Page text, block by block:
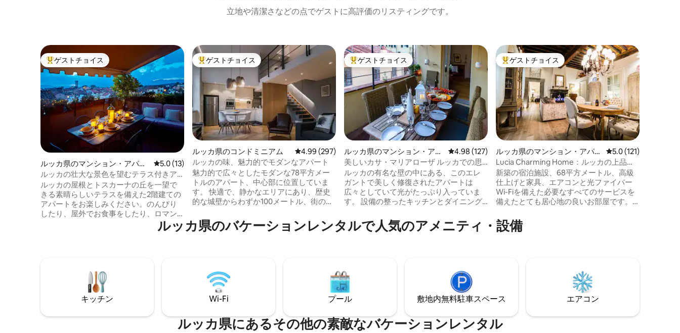
立地や清潔さなどの点でゲストに高評価のリスティングです。
大好評のゲストチョイスです。
ゲストチョイス
ルッカ県のマンション・アパー
ト
レビュー13件、5つ星中5.0つ星の平均評価
5.0 (13)
ルッカの壮大な景色を望むテラス付きア
パートメント
ルッカの屋根とトスカーナの丘を一望で
きる素晴らしいテラスを備えた2階建ての
アパートをお楽しみください。のんびり
したり、屋外でお食事をしたり、ロマン
チックなひとときを過ごしたりするのに
ぴったりです！寝室3部屋とバスルーム2
る厳選されたシックな家具で、イタリア
の芸術に真に浸ることができます。ヴィ
ラ・ボッティーニの庭園の隣にある3階と
4階（エレベーターなし）に位置するアパ
ートからは、忘れられない景色を眺める
ことができます。
大好評のゲストチョイスです。
ゲストチョイス
ルッカ県のコンドミニアム レビュー297件、5つ星中4.99つ星の平均評価
4.99 (297)
ルッカの味、魅力的でモダンなアパート
魅力的で広々としたモダンな78平方メー
トルのアパート、中心部に位置していま
す。 快適で、静かなエリアにあり、歴史
的な城壁からわずか100メートル、街の歴
なアンフェテアトロ広場、教会、その他
の史跡からわずか数歩です。 Wi - Fiは、ス
す。 無料または有料の駐車場、アパート
まで徒歩圏内。
大好評のゲストチョイスです。
ゲストチョイス
ルッカ県のマンション・アパ
ート
レビュー127件、5つ星中4.98つ星の平均評価
4.98 (127)
美しいカサ・マリアローザ ルッカでの思
い出に残る滞在
ルッカの有名な壁の中にある、このエレ
ガントで美しく修復されたアパートは
広々としていて光がたっぷり入っていま
す。 設備の整ったキッチンとダイニング
ームも同様です。 さらに、静かに読書を
するのに最適な楽しい書斎があります。
であるモロソ、アルティメデ、ザノット
による現代的な作品があります。 すべて
の部屋からルッカの素晴らしい景色を楽
しめます。
大好評のゲストチョイスです。
ゲストチョイス
ルッカ県のマンション・アパー
ト
レビュー121件、5つ
5.0 (121)
Lucia Charming Home：ルッカの上品な
宿泊先
新築の宿泊施設、68平方メートル、高級
仕上げと家具、エアコンと光ファイバー
Wi-Fiを備えた必要なすべてのサービスを
備えたとても居心地の良いお部屋です。
名なアトラクションの1つである象徴的な
グイニージタワーから数メートルの場所
フィレンツェ、ピサ、ヴェルシリアな
ど、トスカーナの他の場所を訪れるため
の拠点としても最適です。
ルッカ県のバケーションレンタルで人気のアメニティ・設備
キッチン Wi-Fi プール 敷地内無料駐⁠車ス⁠ペ⁠ー⁠ス エアコン
ルッカ県にあるその他の素敵なバケーションレンタル